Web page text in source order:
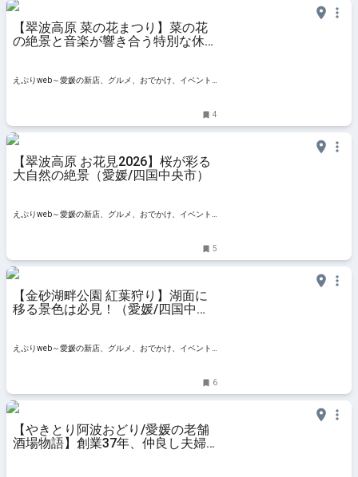
【翠波高原 菜の花まつり】菜の花
の絶景と音楽が響き合う特別な休日
えぷりweb～愛媛の新店、グルメ、おでかけ、イベント
4
【翠波高原 お花見2026】桜が彩る
大自然の絶景（愛媛/四国中央市）
えぷりweb～愛媛の新店、グルメ、おでかけ、イベント
5
【金砂湖畔公園 紅葉狩り】湖面に
移る景色は必見！（愛媛/四国中央
えぷりweb～愛媛の新店、グルメ、おでかけ、イベント
6
【やきとり阿波おどり/愛媛の老舗
酒場物語】創業37年、仲良し夫婦